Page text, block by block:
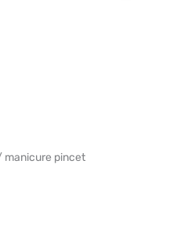
manicure pincet